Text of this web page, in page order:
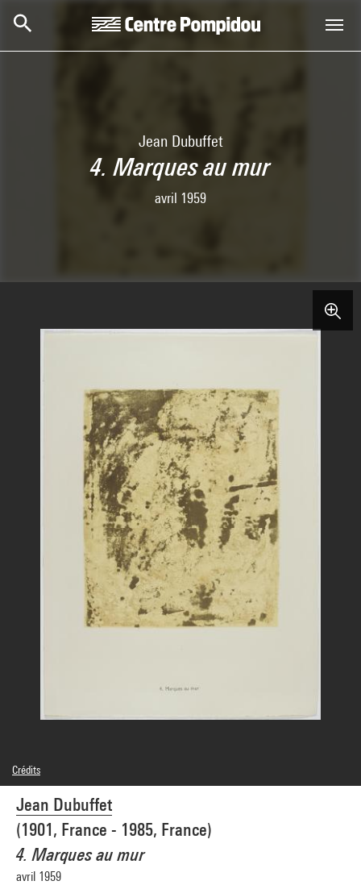
Jean Dubuffet
4. Marques au mur
avril 1959
Jean Dubuffet
(1901, France - 1985, France)
4. Marques au mur
avril 1959
Crédits
© Adagp, Paris
Crédit photographique : Centre Pompidou, MNAM-CCI/Philippe Migeat/Dist.
GrandPalaisRmn
Réf. image : 4N15527
Diffusion image :GrandPalaisRmnPhoto